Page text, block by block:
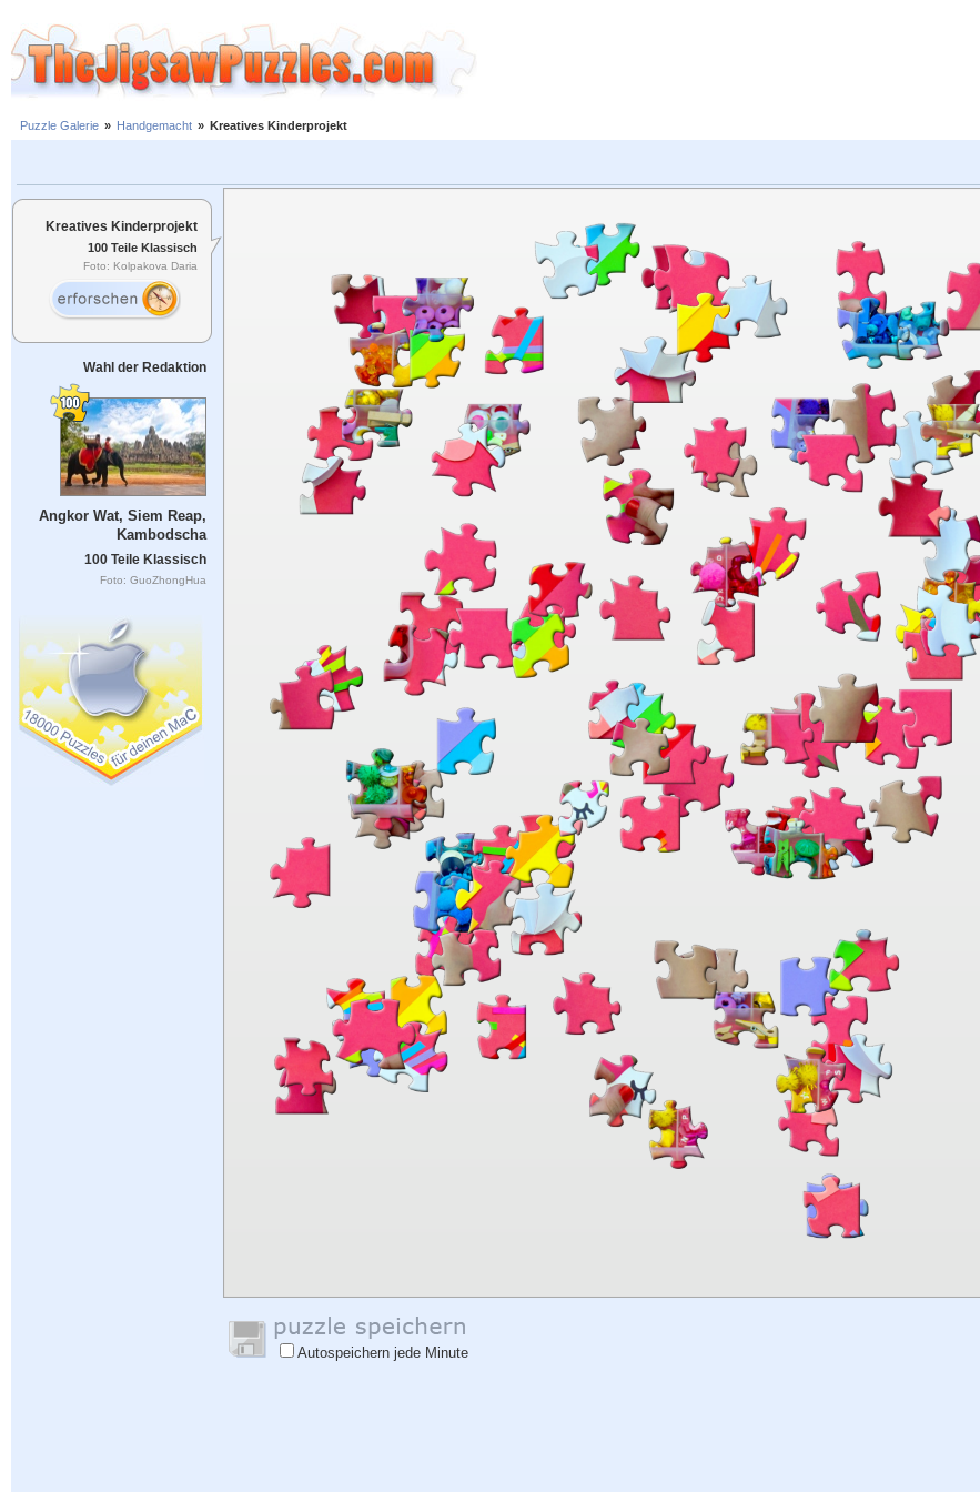
Puzzle Galerie » Handgemacht » Kreatives Kinderprojekt
Kreatives Kinderprojekt
100 Teile Klassisch
Foto: Kolpakova Daria
Wahl der Redaktion
Angkor Wat, Siem Reap,
Kambodscha
100 Teile Klassisch
Foto: GuoZhongHua
Autospeichern jede Minute